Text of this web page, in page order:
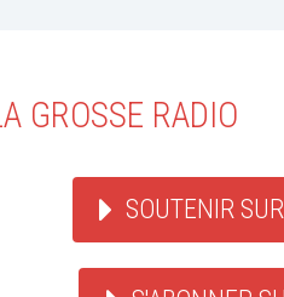
GROSSE RADIO
SOUTENIR